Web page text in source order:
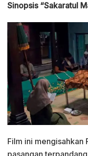
Sinopsis “Sakaratul
Film ini mengisahkan